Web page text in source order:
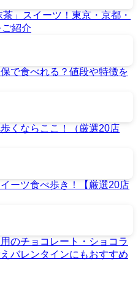
」スイーツ！東京・京都・
紹介
で食べれる？値段や特徴を
くならここ！（厳選20店
ーツ食べ歩き！【厳選20店
のチョコレート・ショコラ
バレンタインにもおすすめ